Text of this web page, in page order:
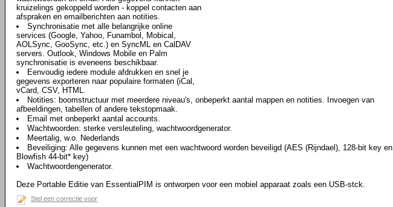
kruizelings gekoppeld worden - koppel contacten aan
afspraken en emailberichten aan notities.
Synchronisatie met alle belangrijke online
services (Google, Yahoo, Funambol, Mobical,
AOLSync, GooSync, etc.) en SyncML en CalDAV
servers. Outlook, Windows Mobile en Palm
synchronisatie is eveneens beschikbaar.
Eenvoudig iedere module afdrukken en snel je
gegevens exporteren naar populaire formaten (iCal,
vCard, CSV, HTML.
Notities: boomstructuur met meerdere niveau's, onbeperkt aantal mappen en notities. Invoegen van
afbeeldingen, tabellen of andere tekstopmaak.
Email met onbeperkt aantal accounts.
Wachtwoorden: sterke versleuteling, wachtwoordgenerator.
Meertalig, w.o. Nederlands
Beveiliging: Alle gegevens kunnen met een wachtwoord worden beveiligd (AES (Rijndael), 128-bit key en
Blowfish 44-bit* key)
Wachtwoordengenerator.
Deze Portable Editie van EssentialPIM is ontworpen voor een mobiel apparaat zoals een USB-stck.
Stel een correctie voor